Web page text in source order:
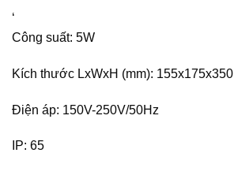
‘
Công suất: 5W
Kích thước LxWxH (mm): 155x175x350
Điện áp: 150V-250V/50Hz
IP: 65